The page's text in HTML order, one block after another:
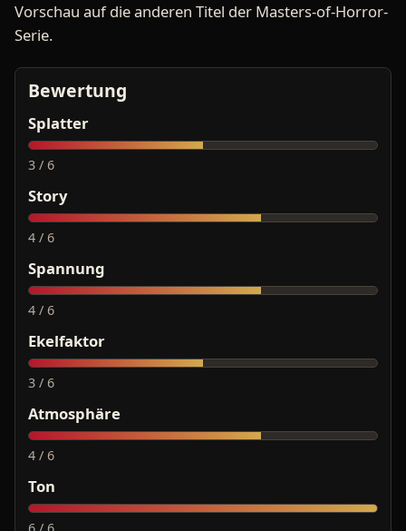
Vorschau auf die anderen Titel der Masters-of-Horror-
Serie.
Bewertung
Splatter
3 / 6
Story
4 / 6
Spannung
4 / 6
Ekelfaktor
3 / 6
Atmosphäre
4 / 6
Ton